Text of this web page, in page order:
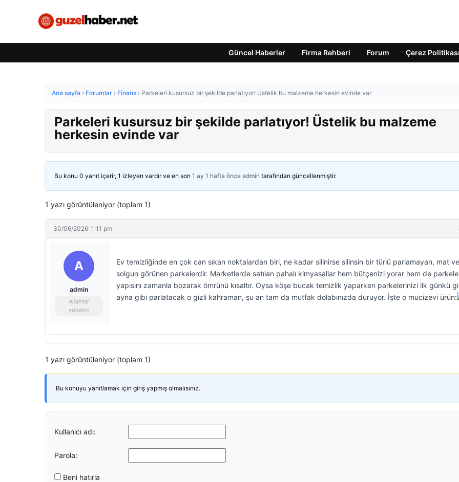
Güncel Haberler Firma Rehberi Forum Çerez Politikası
Ana sayfa › Forumlar › Finans › Parkeleri kusursuz bir şekilde parlatıyor! Üstelik bu malzeme herkesin evinde var
Parkeleri kusursuz bir şekilde parlatıyor! Üstelik bu malzeme
herkesin evinde var
Bu konu 0 yanıt içerir, 1 izleyen vardır ve en son 1 ay 1 hafta önce admin tarafından güncellenmiştir.
1 yazı görüntüleniyor (toplam 1)
30/06/2026: 1:11 pm
A
admin
Anahtar
yönetici
Ev temizliğinde en çok can sıkan noktalardan biri, ne kadar silinirse silinsin bir türlü parlamayan, mat ve
solgun görünen parkelerdir. Marketlerde satılan pahalı kimyasallar hem bütçenizi yorar hem de
yapısını zamanla bozarak ömrünü kısaltır. Oysa köşe bucak temizlik yaparken parkelerinizi ilk günkü
ayna gibi parlatacak o gizli kahraman, şu an tam da mutfak dolabınızda duruyor. İşte o mucizevi ürün:
1 yazı görüntüleniyor (toplam 1)
Bu konuyu yanıtlamak için giriş yapmış olmalısınız.
Kullanıcı adı:
Parola:
Beni hatırla